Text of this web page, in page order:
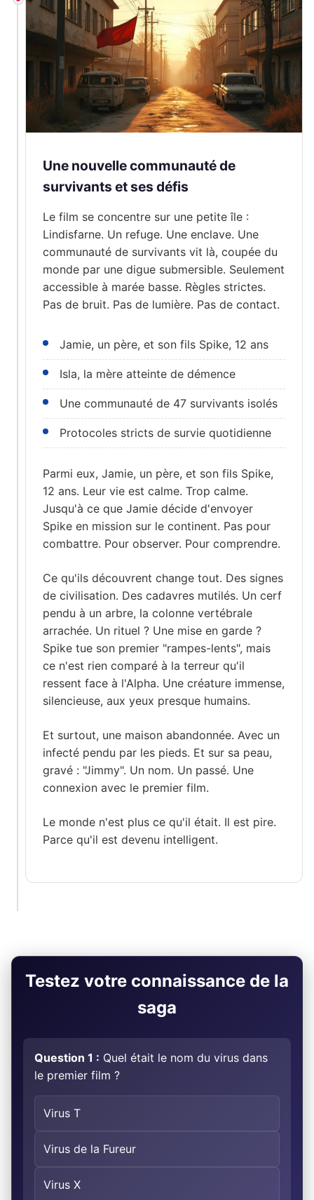
Une nouvelle communauté de
survivants et ses défis
Le film se concentre sur une petite île :
Lindisfarne. Un refuge. Une enclave. Une
communauté de survivants vit là, coupée du
monde par une digue submersible. Seulement
accessible à marée basse. Règles strictes.
Pas de bruit. Pas de lumière. Pas de contact.
Jamie, un père, et son fils Spike, 12 ans
Isla, la mère atteinte de démence
Une communauté de 47 survivants isolés
Protocoles stricts de survie quotidienne
Parmi eux, Jamie, un père, et son fils Spike,
12 ans. Leur vie est calme. Trop calme.
Jusqu'à ce que Jamie décide d'envoyer
Spike en mission sur le continent. Pas pour
combattre. Pour observer. Pour comprendre.
Ce qu'ils découvrent change tout. Des signes
de civilisation. Des cadavres mutilés. Un cerf
pendu à un arbre, la colonne vertébrale
arrachée. Un rituel ? Une mise en garde ?
Spike tue son premier "rampes-lents", mais
ce n'est rien comparé à la terreur qu'il
ressent face à l'Alpha. Une créature immense,
silencieuse, aux yeux presque humains.
Et surtout, une maison abandonnée. Avec un
infecté pendu par les pieds. Et sur sa peau,
gravé : "Jimmy". Un nom. Un passé. Une
connexion avec le premier film.
Le monde n'est plus ce qu'il était. Il est pire.
Parce qu'il est devenu intelligent.
Testez votre connaissance de la
saga
Question 1 : Quel était le nom du virus dans
le premier film ?
Virus T
Virus de la Fureur
Virus X